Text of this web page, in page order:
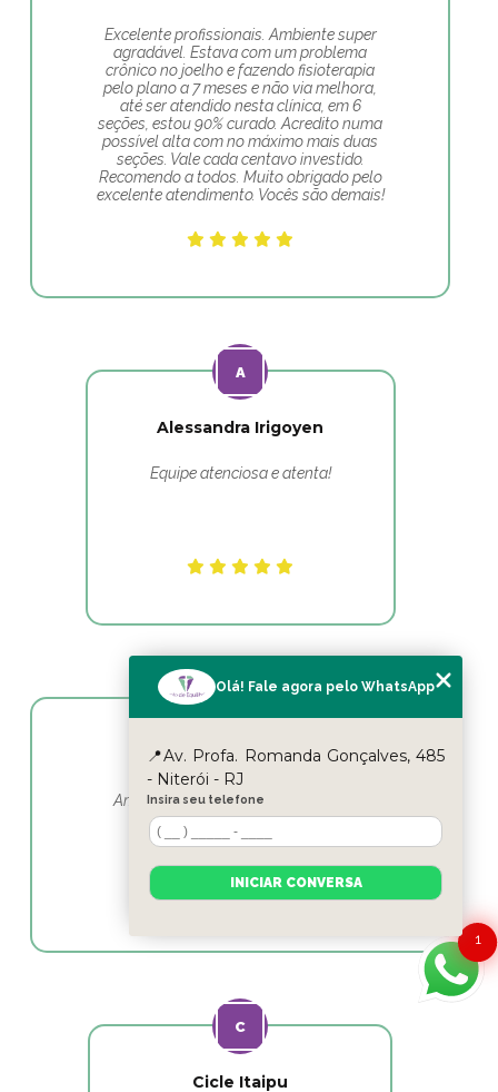
Excelente profissionais. Ambiente super
agradável. Estava com um problema
crônico no joelho e fazendo fisioterapia
pelo plano a 7 meses e não via melhora,
até ser atendido nesta clínica, em 6
seções, estou 90% curado. Acredito numa
possível alta com no máximo mais duas
seções. Vale cada centavo investido.
Recomendo a todos. Muito obrigado pelo
excelente atendimento. Vocês são demais!
Alessandra Irigoyen
Equipe atenciosa e atenta!
Yasmin Moura
Amo esse lugar e as profissionais em
fisioterapia as melhores
Cicle Itaipu
1
Olá! Fale agora pelo WhatsApp
📍Av. Profa. Romanda Gonçalves, 485
- Niterói - RJ
Insira seu telefone
INICIAR CONVERSA